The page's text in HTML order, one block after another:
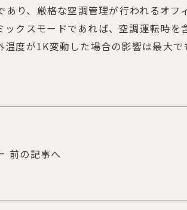
あり、厳格な空調管理が行われるオ
ックスモードであれば、空調運転時
温度が1K変動した場合の影響は最大
前の記事へ